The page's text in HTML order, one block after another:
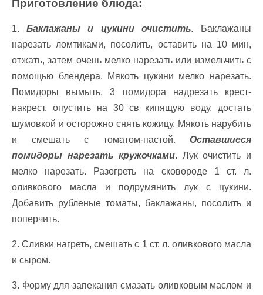
Приготовление блюда:
1.Баклажаны и цукини очистить. Баклажаны
нарезать ломтиками, посолить, оставить на 10 мин,
отжать, затем очень мелко нарезать или измельчить с
помощью блендера. Мякоть цукини мелко нарезать.
Помидоры вымыть, 3 помидора надрезать крест-
накрест, опустить на 30 св кипящую воду, достать
шумовкой и осторожно снять кожицу. Мякоть нарубить
и смешать с томатом-пастой. Оставшиеся
помидоры нарезать кружочками. Лук очистить и
мелко нарезать. Разогреть на сковороде 1 ст. л.
оливкового масла и подрумянить лук с цукини.
Добавить рубленые томаты, баклажаны, посолить и
поперчить.
2. Сливки нагреть, смешать с 1 ст. л. оливкового масла
и сыром.
3. Форму для запекания смазать оливковым маслом и